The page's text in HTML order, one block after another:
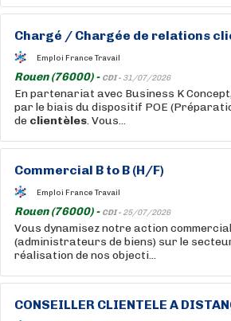
Chargé / Chargée de relations
Emploi France Travail
Rouen (76000) - CDI - 31/07/2026
En partenariat avec Business K
par le biais du dispositif POE
de clientèles. Vous...
Commercial B to B (H/F)
Emploi France Travail
Rouen (76000) - CDI - 25/07/2026
Vous dynamisez notre action
(administrateurs de biens) sur le
réalisation de nos objecti...
CONSEILLER CLIENTELE A